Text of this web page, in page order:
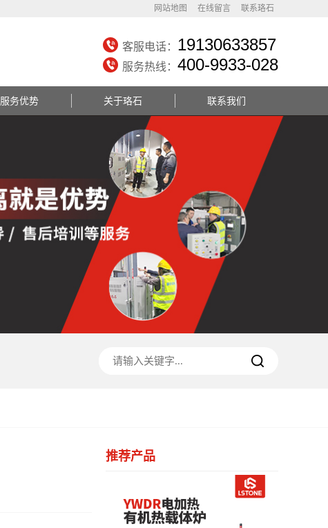
网站地图 在线留言 联系珞石
客服电话： 19130633857
服务热线： 400-9933-028
服务优势 关于珞石 联系我们
推荐产品